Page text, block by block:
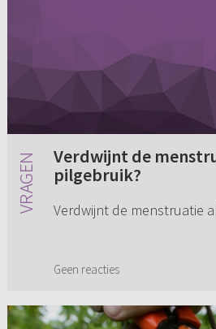
Verdwijnt de
pilgebruik?
Verdwijnt de menstruatie
Geen reacties